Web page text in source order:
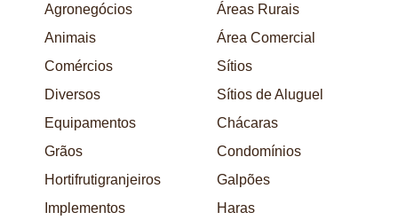
Áreas Rurais
Área Comercial
Sítios
Sítios de Aluguel
Chácaras
Condomínios
Galpões
Haras
Agronegócios
Animais
Comércios
Diversos
Equipamentos
Grãos
Hortifrutigranjeiros
Implementos